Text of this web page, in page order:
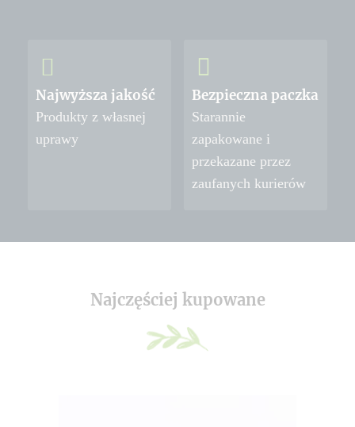
Najwyższa jakość
Produkty z własnej
uprawy
Bezpieczna paczka
Starannie
zapakowane i
przekazane przez
zaufanych kurierów
Najczęściej kupowane